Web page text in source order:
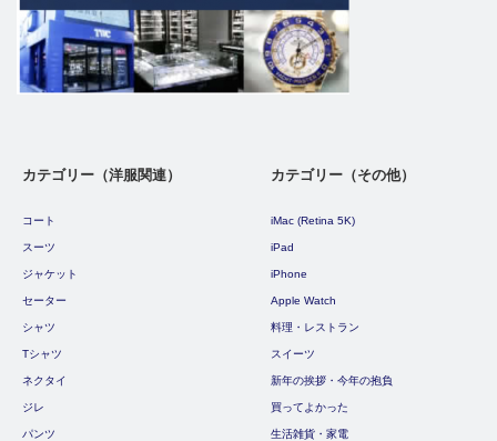
カテゴリー（洋服関連）
コート
スーツ
ジャケット
セーター
シャツ
Tシャツ
ネクタイ
ジレ
パンツ
カテゴリー（その他）
iMac (Retina 5K)
iPad
iPhone
Apple Watch
料理・レストラン
スイーツ
新年の挨拶・今年の抱負
買ってよかった
生活雑貨・家電